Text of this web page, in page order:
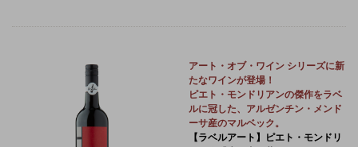
アート・オブ・ワイン シリーズに新
たなワインが登場！
ピエト・モンドリアンの傑作をラベ
ルに冠した、アルゼンチン・メンド
ーサ産のマルベック。
【ラベルアート】ピエト・モンドリ